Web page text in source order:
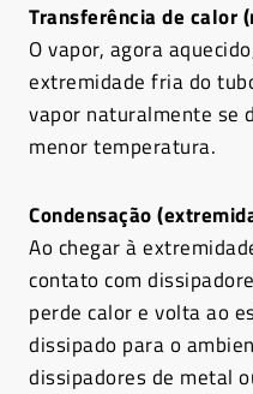
Transferência de calor
O vapor, agora
extremidade fria do
vapor naturalmente se
menor temperatura.
Condensação
Ao chegar à
contato com
perde calor e volta ao
dissipado para o
dissipadores de metal